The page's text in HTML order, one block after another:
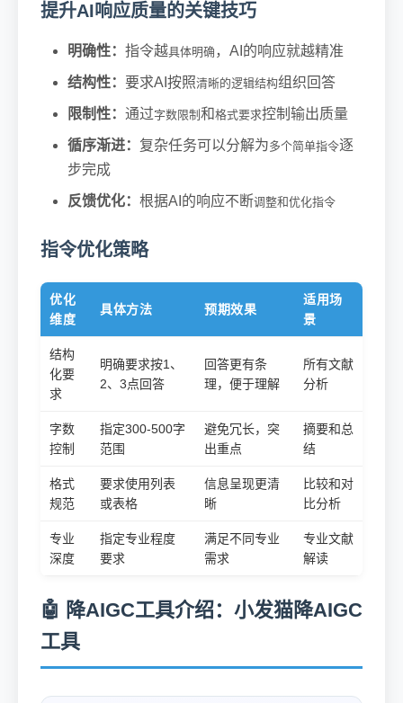
提升AI响应质量的关键技巧
明确性： 指令越具体明确 ，AI的响应就越精准
结构性： 要求AI按照清晰的逻辑结构组织回答
限制性： 通过字数限制 和格式要求控制输出质量
循序渐进： 复杂任务可以分解为多个简单指令逐
步完成
反馈优化： 根据AI的响应不断调整和优化指令
指令优化策略
优化
维度
具体方法 预期效果
适用场
景
结构
化要
求
明确要求按1、
2、3点回答
回答更有条
理，便于理解
所有文献
分析
字数
控制
指定300-500字
范围
避免冗长，突
出重点
摘要和总
结
格式
规范
要求使用列表
或表格
信息呈现更清
晰
比较和对
比分析
专业
深度
指定专业程度
要求
满足不同专业
需求
专业文献
解读
🤖 降AIGC工具介绍：小发猫降AIGC
工具